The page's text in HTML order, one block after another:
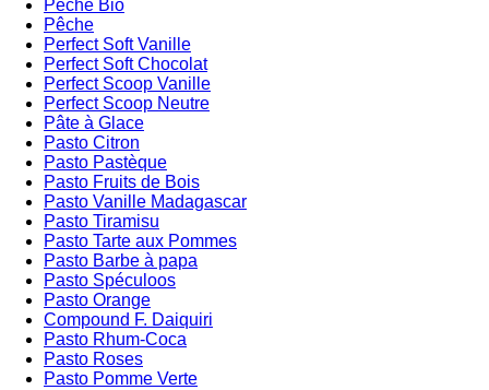
Pêche Bio
Pêche
Perfect Soft Vanille
Perfect Soft Chocolat
Perfect Scoop Vanille
Perfect Scoop Neutre
Pâte à Glace
Pasto Citron
Pasto Pastèque
Pasto Fruits de Bois
Pasto Vanille Madagascar
Pasto Tiramisu
Pasto Tarte aux Pommes
Pasto Barbe à papa
Pasto Spéculoos
Pasto Orange
Compound F. Daiquiri
Pasto Rhum-Coca
Pasto Roses
Pasto Pomme Verte